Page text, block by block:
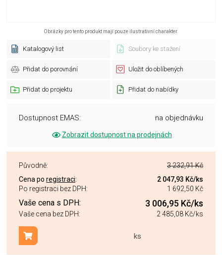
Obrázky pro tento produkt mají pouze ilustrativní charakter.
Katalogový list Soubory ke stažení
Přidat do porovnání Uložit do oblíbených
Přidat do projektu Přidat do nabídky
Dostupnost EMAS: na objednávku
Zobrazit dostupnost na prodejnách
Původně:
3 232,91 Kč
Cena po registraci: 2 047,93 Kč/ks
Po registraci bez DPH:
1 692,50 Kč
Vaše cena s DPH: 3 006,95 Kč/ks
Vaše cena bez DPH: 2 485,08 Kč/ks
ks
Přidat do košíku